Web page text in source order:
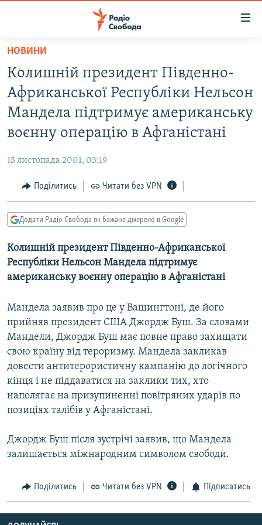
Перейти
основного
матеріалу
Перейти
до
основної
Перейти
пошуку
ВСЕ ЗА ДОБУ
СТАТТІ
КУЛЬТУРА
СПОРТ
СВІТ
ДОНБАС.РЕАЛІЇ
КРИМ.РЕАЛІЇ
ТИ ЯК?
КИТАЙ.ВИКЛИКИ
МУЛЬТИМЕДІА
СПЕЦПРОЄКТИ
ПОДКАСТИ
КРИМ РЕАЛІЇ
РУС
ДОЛУЧАЙСЯ!
НОВИНИ
Колишній президент Південно-
Африканської Республіки Нельсон
Мандела підтримує американську
воєнну операцію в Афганістані
13 листопада 2001, 03:19
Поділитись Читати без VPN
Додати Радіо Свобода як бажане джерело в Google
Колишній президент Південно-Африканської
Республіки Нельсон Мандела підтримує
американську воєнну операцію в Афганістані
Мандела заявив про це у Вашингтоні, де його
прийняв президент США Джордж Буш. За словами
Мандели, Джордж Буш має повне право захищати
свою країну від тероризму. Мандела закликав
довести антитерористичну кампанію до логічного
кінця і не піддаватися на заклики тих, хто
наполягає на призупиненні повітряних ударів по
позиціях талібів у Афганістані.
Джордж Буш після зустрічі заявив, що Мандела
залишається міжнародним символом свободи.
Поділитись Читати без VPN Підписатись